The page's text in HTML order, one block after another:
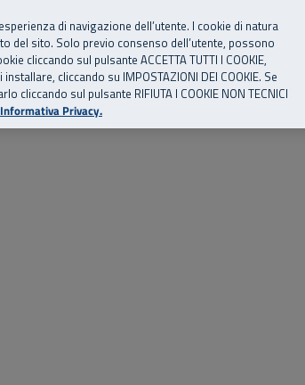
ed eventi Risorse utili Supporto
di navigazione dell’utente. I cookie di natura
del sito. Solo previo consenso dell’utente, possono
cliccando sul pulsante ACCETTA TUTTI I COOKIE,
cliccando su IMPOSTAZIONI DEI COOKIE. Se
sul pulsante RIFIUTA I COOKIE NON TECNICI
Informativa Privacy.